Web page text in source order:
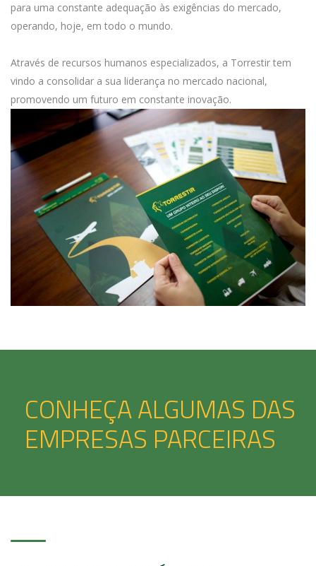
para uma constante adequação às exigências do mercado,
operando, hoje, em todo o mundo.
Através de recursos humanos especializados, a Torrestir tem
vindo a consolidar a sua liderança no mercado nacional,
promovendo um futuro em constante inovação.
CONHEÇA ALGUMAS DAS
EMPRESAS PARCEIRAS